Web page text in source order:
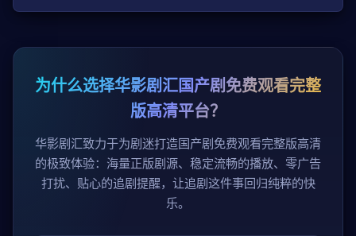
为什么选择华影剧汇国产剧免费观看完整
版高清平台？
华影剧汇致力于为剧迷打造国产剧免费观看完整版高清
的极致体验：海量正版剧源、稳定流畅的播放、零广告
打扰、贴心的追剧提醒，让追剧这件事回归纯粹的快
乐。